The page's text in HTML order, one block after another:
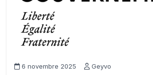
6 novembre 2025 Geyvo